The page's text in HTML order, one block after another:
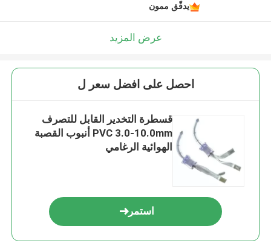
يدقّق ممون
عرض المزيد
احصل على افضل سعر ل
قسطرة التخدير القابل للتصرف
PVC 3.0-10.0mm أنبوب القصبة
الهوائية الرغامي
استمر